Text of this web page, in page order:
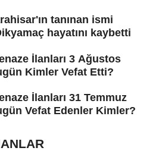
tanınan ismi
hayatını kaybetti
İlanları 3 Ağustos
Kimler Vefat Etti?
İlanları 31 Temmuz
Vefat Edenler Kimler?